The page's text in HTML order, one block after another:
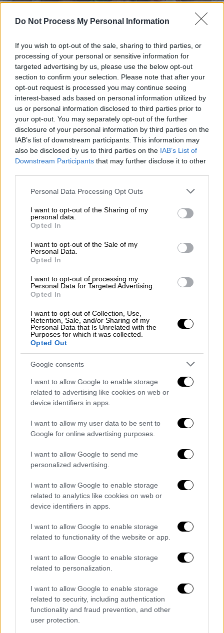
Do Not Process My Personal Information
If you wish to opt-out of the sale, sharing to third parties, or
processing of your personal or sensitive information for
targeted advertising by us, please use the below opt-out
section to confirm your selection. Please note that after your
opt-out request is processed you may continue seeing
interest-based ads based on personal information utilized by
us or personal information disclosed to third parties prior to
your opt-out. You may separately opt-out of the further
disclosure of your personal information by third parties on the
IAB’s list of downstream participants. This information may
also be disclosed by us to third parties on the IAB’s List of
Downstream Participants that may further disclose it to other
Please note that this website/app uses one or more Google
not limited to your visit or usage behaviour. You may click to
grant or deny consent to Google and its third-party tags to
use your data for below specified purposes in below Google
consent section.
Personal Data Processing Opt Outs
I want to opt-out of the Sharing of my
personal data.
Opted In
I want to opt-out of the Sale of my
Personal Data.
Opted In
I want to opt-out of processing my
Personal Data for Targeted Advertising.
Opted In
I want to opt-out of Collection, Use,
Retention, Sale, and/or Sharing of my
Personal Data that Is Unrelated with the
Purposes for which it was collected.
Opted Out
Google consents
I want to allow Google to enable storage
related to advertising like cookies on web or
device identifiers in apps.
I want to allow my user data to be sent to
Google for online advertising purposes.
I want to allow Google to send me
personalized advertising.
I want to allow Google to enable storage
related to analytics like cookies on web or
device identifiers in apps.
I want to allow Google to enable storage
related to functionality of the website or app.
I want to allow Google to enable storage
related to personalization.
I want to allow Google to enable storage
related to security, including authentication
functionality and fraud prevention, and other
user protection.
Food & Drink|30.04.2022 08:20
Φτιάχνουμε μπρουσκέτες – Τρεις
συνταγές για τα λατρεμένα αντιπάστι
Μεσογειακή απλότητα και ιταλικός αέρας!
Τα ακαταμάχητα ορεκτικά των γειτόνων, που
φωνάζουν «Μεσόγειος» και συνοδεύουν
άψογα το κρασί μας άλλα και ένα ουζάκι,
γίνονται εύκολα στο σπίτι.
Food & Drink|08.10.2021 07:42
Sting στο ποτήρι: Ο διάσημος ροκ σταρ
σε οινική σκηνή
Μια πρώτη γνωριμία με τα κρασιά του
δημοφιλή Βρετανού καλλιτέχνη που στο
κτήμα του στην Τοσκάνη παίζει... στο ρυθμό
των τοπικών ποικιλιών
Lifestyle| 05.06.2021 17:13